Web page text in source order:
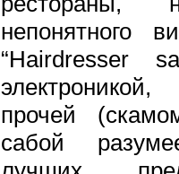
непонятного
“Hairdresser
прочей
сабой